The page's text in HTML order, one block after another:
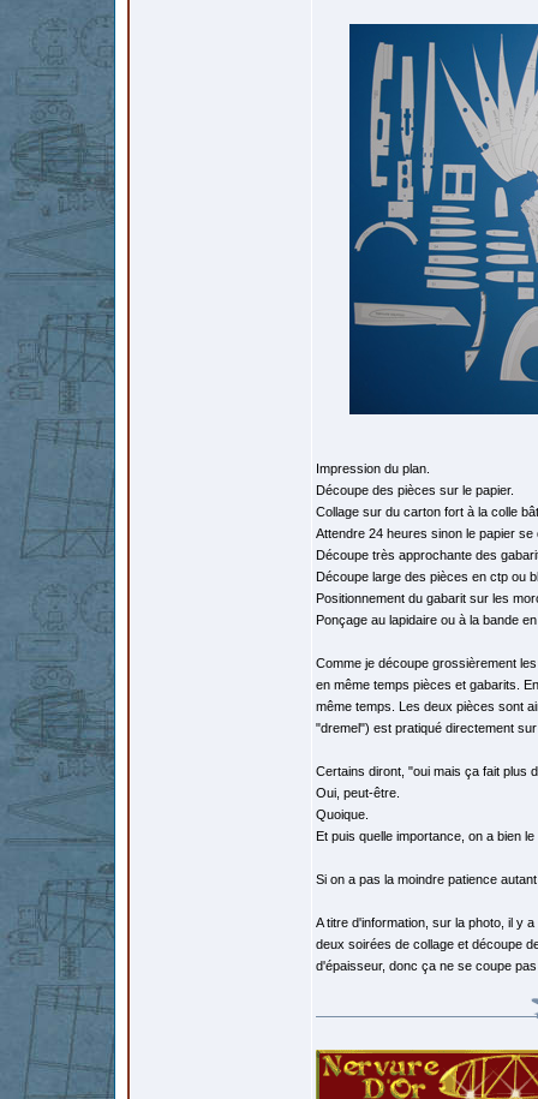
Impression du plan.
Découpe des pièces sur le papier.
Collage sur du carton fort à la colle
Attendre 24 heures sinon le papier se
Découpe très approchante des
Découpe large des pièces en ctp ou
Positionnement du gabarit sur les
Ponçage au lapidaire ou à la bande
Comme je découpe grossièrement
en même temps pièces et gabarits.
même temps. Les deux pièces sont
"dremel") est pratiqué directement
Certains diront, "oui mais ça fait plus
Oui, peut-être.
Quoique.
Et puis quelle importance, on a bien le
Si on a pas la moindre patience
A titre d'information, sur la photo, il y
deux soirées de collage et découpe
d'épaisseur, donc ça ne se coupe